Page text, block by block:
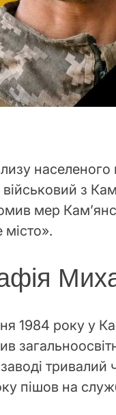
військовий з
мер
1984 року у
тривалий
пішов на